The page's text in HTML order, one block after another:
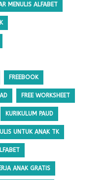
MENULIS ALFABET
FREEBOOK
FREE WORKSHEET
KURIKULUM PAUD
UNTUK ANAK TK
ANAK GRATIS